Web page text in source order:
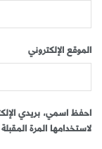
الموقع الإلكتروني
احفظ اسمي، بريدي
لاستخدامها المرة